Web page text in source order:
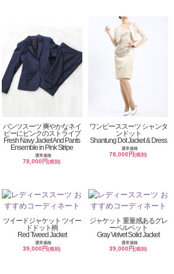
パンツスーツ 爽やかなネイ
ビーにピンクのストライプ
Fresh Navy Jacket And Pants
Ensemble in Pink Stripe
通常価格
78,000円(税別)
ワンピーススーツ シャンタ
ンドット
Shantung Dot Jacket & Dress
通常価格
78,000円(税別)
ツイードジャケット ツイー
ドドット柄
Red Tweed Jacket
通常価格
39,000円(税別)
ジャケット 重量感あるグレ
ーベルベット
Gray Velvet Solid Jacket
通常価格
39,000円(税別)